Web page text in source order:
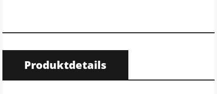
Produktdetails